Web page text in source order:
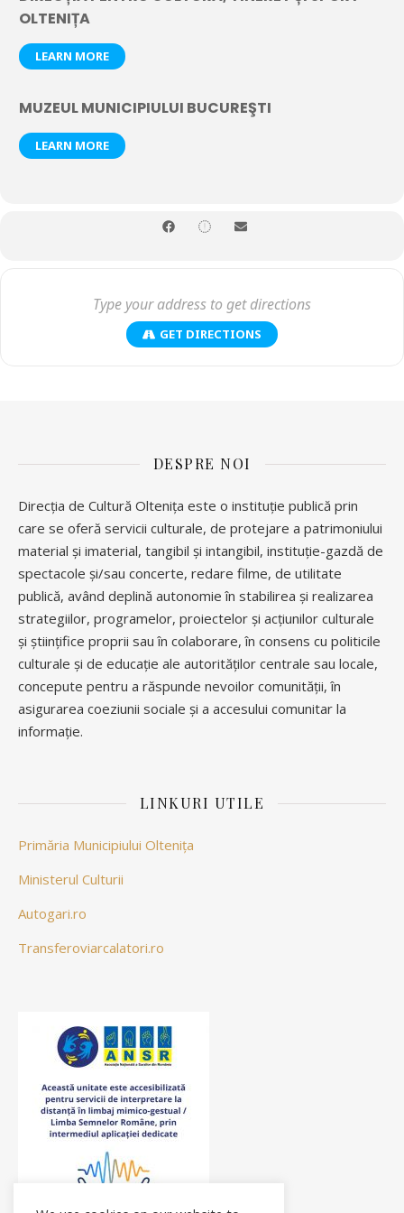
OLTENIȚA
LEARN MORE
MUZEUL MUNICIPIULUI BUCUREŞTI
LEARN MORE
GET DIRECTIONS
DESPRE NOI
Direcția de Cultură Oltenița este o instituție publică prin
care se oferă servicii culturale, de protejare a patrimoniului
material și imaterial, tangibil și intangibil, instituție-gazdă de
spectacole și/sau concerte, redare filme, de utilitate
publică, având deplină autonomie în stabilirea și realizarea
strategiilor, programelor, proiectelor și acțiunilor culturale
și științifice proprii sau în colaborare, în consens cu politicile
culturale și de educație ale autorităților centrale sau locale,
concepute pentru a răspunde nevoilor comunității, în
asigurarea coeziunii sociale și a accesului comunitar la
informație.
LINKURI UTILE
Primăria Municipiului Oltenița
Ministerul Culturii
Autogari.ro
Transferoviarcalatori.ro